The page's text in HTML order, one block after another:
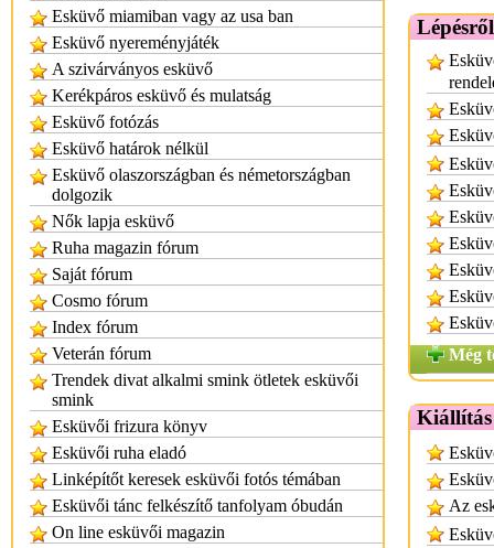
Esküvő miamiban vagy az usa ban
Esküvő nyereményjáték
A szivárványos esküvő
Kerékpáros esküvő és mulatság
Esküvő fotózás
Esküvő határok nélkül
Esküvő olaszországban és németországban
dolgozik
Nők lapja esküvő
Ruha magazin fórum
Saját fórum
Cosmo fórum
Index fórum
Veterán fórum
Trendek divat alkalmi smink ötletek esküvői
smink
Esküvői frizura könyv
Esküvői ruha eladó
Linképítőt keresek esküvői fotós témában
Esküvői tánc felkészítő tanfolyam óbudán
On line esküvői magazin
Még
Kiállítás
Az